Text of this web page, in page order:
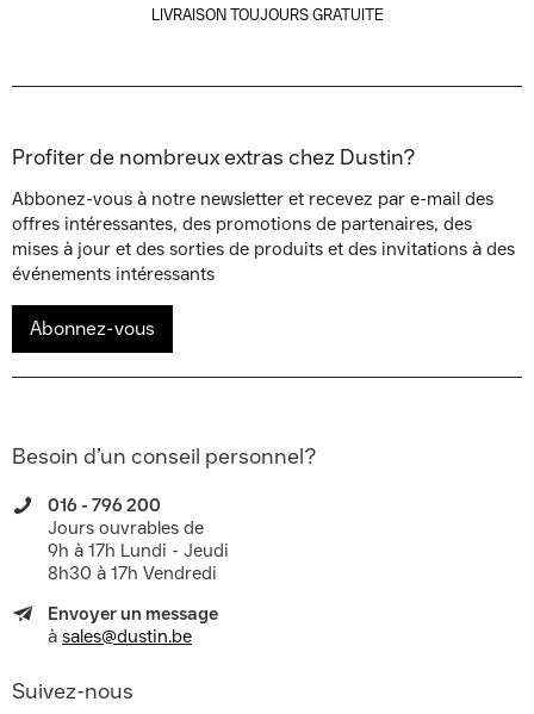
LIVRAISON TOUJOURS GRATUITE
Profiter de nombreux extras chez Dustin?
Abbonez-vous à notre newsletter et recevez par e-mail des
offres intéressantes, des promotions de partenaires, des
mises à jour et des sorties de produits et des invitations à des
événements intéressants
Abonnez-vous
Besoin d’un conseil personnel?
016 - 796 200
Jours ouvrables de
9h à 17h Lundi - Jeudi
8h30 à 17h Vendredi
Envoyer un message
à sales@dustin.be
Suivez-nous